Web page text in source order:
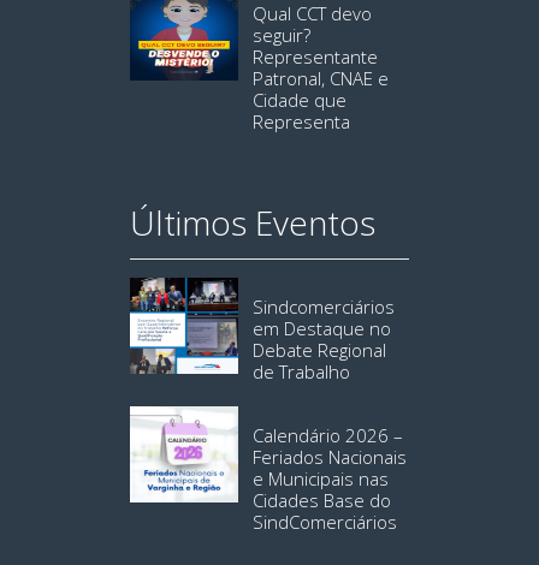
Qual CCT devo
seguir?
Representante
Patronal, CNAE e
Cidade que
Representa
Últimos Eventos
Sindcomerciários
em Destaque no
Debate Regional
de Trabalho
Calendário 2026 –
Feriados Nacionais
e Municipais nas
Cidades Base do
SindComerciários